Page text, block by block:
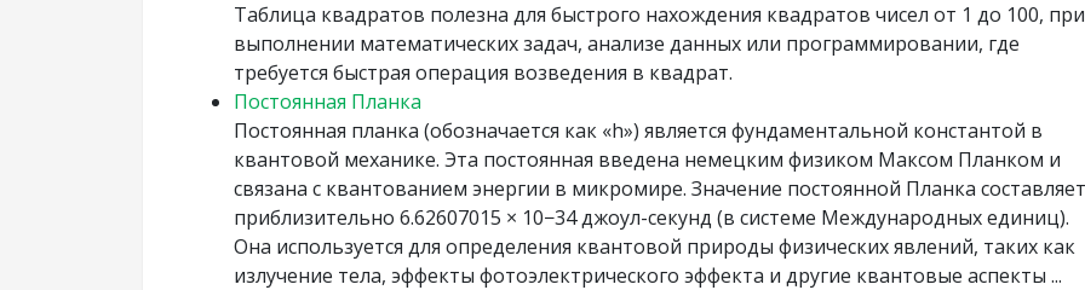
Таблица квадратов полезна для быстрого нахождения квадратов чисел от 1 до 100, при
выполнении математических задач, анализе данных или программировании, где
требуется быстрая операция возведения в квадрат.
Постоянная Планка
Постоянная планка (обозначается как «h») является фундаментальной константой в
квантовой механике. Эта постоянная введена немецким физиком Максом Планком и
связана с квантованием энергии в микромире. Значение постоянной Планка составляет
приблизительно 6.62607015 × 10−34 джоул-секунд (в системе Международных единиц).
Она используется для определения квантовой природы физических явлений, таких как
излучение тела, эффекты фотоэлектрического эффекта и другие квантовые аспекты ...